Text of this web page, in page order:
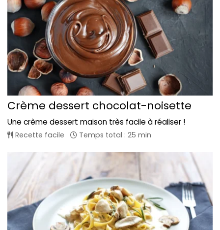
Crème dessert chocolat-noisette
Une crème dessert maison très facile à réaliser !
Recette facile Temps total : 25 min